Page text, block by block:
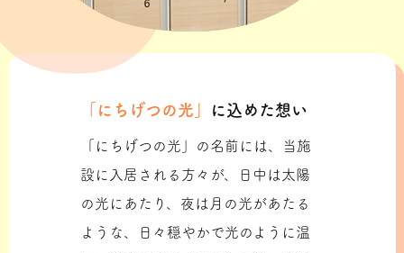
「にちげつの光」 に込めた想い
「にちげつの光」の名前には、当施
設に入居される方々が、日中は太陽
の光にあたり、夜は月の光があたる
ような、日々穏やかで光のように温